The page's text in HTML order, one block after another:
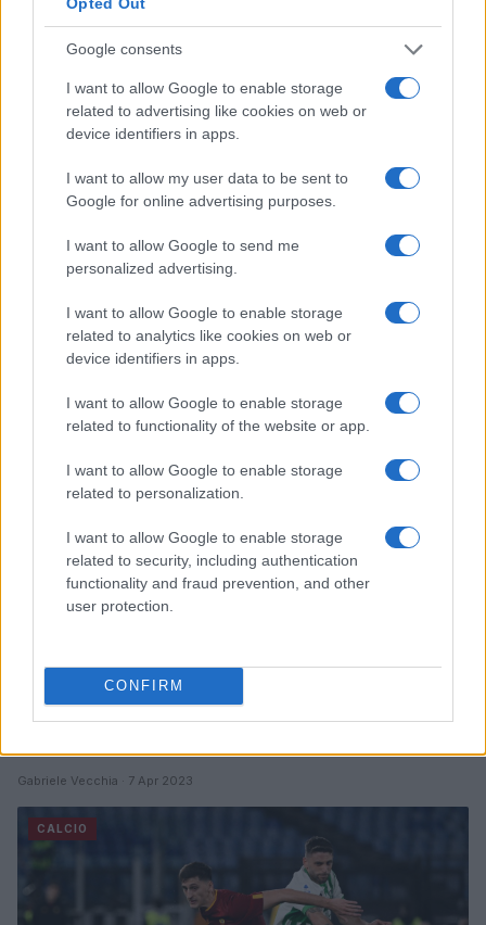
Google consents
I want to allow Google to enable storage
related to advertising like cookies on web or
device identifiers in apps.
I want to allow my user data to be sent to
Google for online advertising purposes.
I want to allow Google to send me
personalized advertising.
I want to allow Google to enable storage
related to analytics like cookies on web or
device identifiers in apps.
I want to allow Google to enable storage
related to functionality of the website or app.
I want to allow Google to enable storage
related to personalization.
I want to allow Google to enable storage
related to security, including authentication
functionality and fraud prevention, and other
user protection.
CONFIRM
Quanto guadagna Choupo Moting?
Stipendio e patrimonio del giocatore del
Bayern Monaco
Lo stipendio di Choupo Moting: quanto guadagna all'anno
Gabriele Vecchia · 11 Apr 2023
Lo stipendio di Sandro Tonali: quanto
guadagna il giocatore del Milan
Sarà il punto fermo del Milan fino al 2027, quanto guadagna
Sandro Tonali
Gabriele Vecchia · 7 Apr 2023
CALCIO